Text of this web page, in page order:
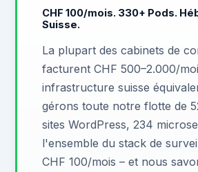
CHF 100/mois. 330+ Pods.
Suisse.
La plupart des cabinets de
facturent CHF 500–2.000/
infrastructure suisse
gérons toute notre flotte de
sites WordPress, 234
l'ensemble du stack de
CHF 100/mois – et nous